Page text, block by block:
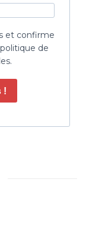
et confirme
de
!